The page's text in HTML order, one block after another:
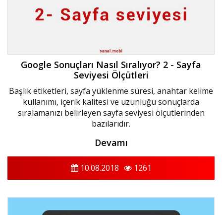
Google Sonuçları Nasıl Sıralıyor? 2 - Sayfa
Seviyesi Ölçütleri
Başlık etiketleri, sayfa yüklenme süresi, anahtar kelime
kullanımı, içerik kalitesi ve uzunluğu sonuçlarda
sıralamanızı belirleyen sayfa seviyesi ölçütlerinden
bazılarıdır.
Devamı
10.08.2018 1261